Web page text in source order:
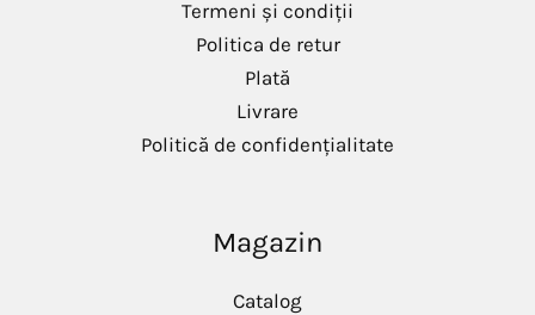
Termeni și condiții
Politica de retur
Plată
Livrare
Politică de confidențialitate
Magazin
Catalog